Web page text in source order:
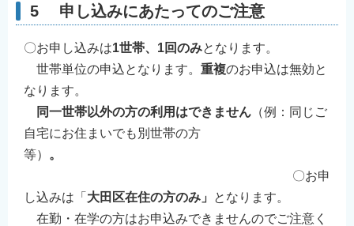
5 申し込みにあたってのご注意
〇お申し込みは1世帯、1回のみとなります。
世帯単位の申込となります。 重複のお申込は無効と
なります。
同一世帯以外の方の利用はできません （例：同じご
自宅にお住まいでも別世帯の方
等） 。
〇お申
し込みは「 大田区在住の方のみ」
となります。
在勤・在学の方はお申込みできませんのでご注意く